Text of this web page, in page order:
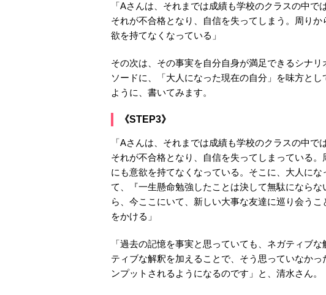
「Aさんは、それまでは成績も学校のクラスの中で
それが不合格となり、自信を失ってしまう。周り
欲を持てなくなっている」
その次は、その事実を自分自身が満足できるシナ
ソードに、「大人になった現在の自分」を味方と
ように、書いてみます。
《STEP3》
「Aさんは、それまでは成績も学校のクラスの中で
それが不合格となり、自信を失ってしまっている
にも意欲を持てなくなっている。そこに、大人に
て、『一生懸命勉強したことは決して無駄になら
ら、今ここにいて、新しい大事な友達に巡り会う
をかける」
「過去の記憶を事実と思っていても、ネガティブ
ティブな解釈を加えることで、そう思っていなか
ンプットされるようになるのです」と、清水さん。